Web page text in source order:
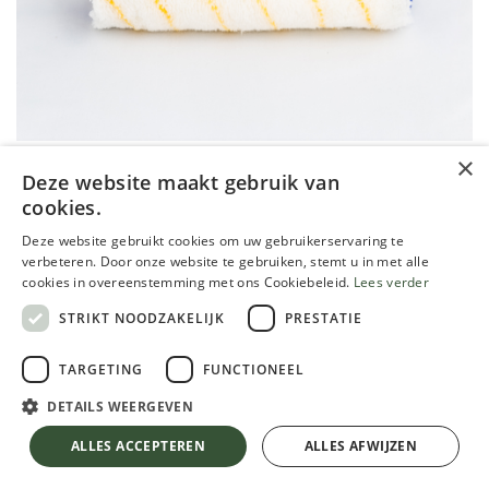
Sphinx polyamide muurverfrol,
25cm breed h=13mm
15,86€
×
Deze website maakt gebruik van
cookies.
Deze website gebruikt cookies om uw gebruikerservaring te
verbeteren. Door onze website te gebruiken, stemt u in met alle
cookies in overeenstemming met ons Cookiebeleid. Lees verder
STRIKT NOODZAKELIJK
PRESTATIE
TARGETING FUNCTIONEEL
DETAILS WEERGEVEN
ALLES ACCEPTEREN ALLES AFWIJZEN